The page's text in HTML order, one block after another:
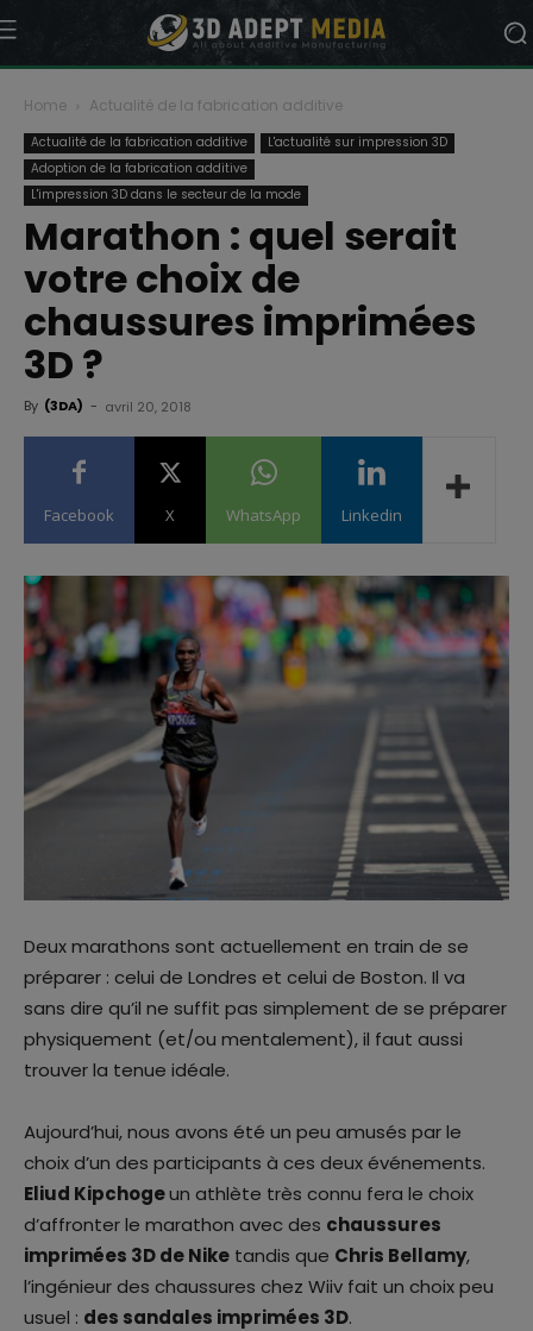
Home Actualité de la fabrication additive
Actualité de la fabrication additive
L'actualité sur impression 3D
Adoption de la fabrication additive
L'impression 3D dans le secteur de la mode
Marathon : quel serait
votre choix de
chaussures imprimées
3D ?
By (3DA) - avril 20, 2018
Facebook X WhatsApp Linkedin
Deux marathons sont actuellement en train de se
préparer : celui de Londres et celui de Boston. Il va
sans dire qu’il ne suffit pas simplement de se préparer
physiquement (et/ou mentalement), il faut aussi
trouver la tenue idéale.
Aujourd’hui, nous avons été un peu amusés par le
choix d’un des participants à ces deux événements.
Eliud Kipchogeun athlète très connu fera le choix
d’affronter le marathon avec des chaussures
imprimées 3D de Nike tandis que Chris Bellamy,
l’ingénieur des chaussures chez Wiiv fait un choix peu
usuel : des sandales imprimées 3D.